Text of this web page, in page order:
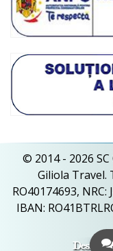
© 2014 - 2026
Giliola Travel.
RO40174693,
IBAN: